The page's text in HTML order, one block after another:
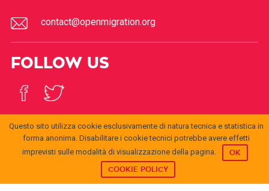
contact@openmigration.org
FOLLOW US
is licensed under aCreative
Commons Attribution 4.0 International License.
Permissions beyond the scope of this license may be
available atinfo@cild.eu
© 2017 Open
Questo sito utilizza cookie esclusivamente di natura tecnica e statistica in
forma anonima. Disabilitare i cookie tecnici potrebbe avere effetti
imprevisti sulle modalità di visualizzazione della pagina.
OK
COOKIE POLICY